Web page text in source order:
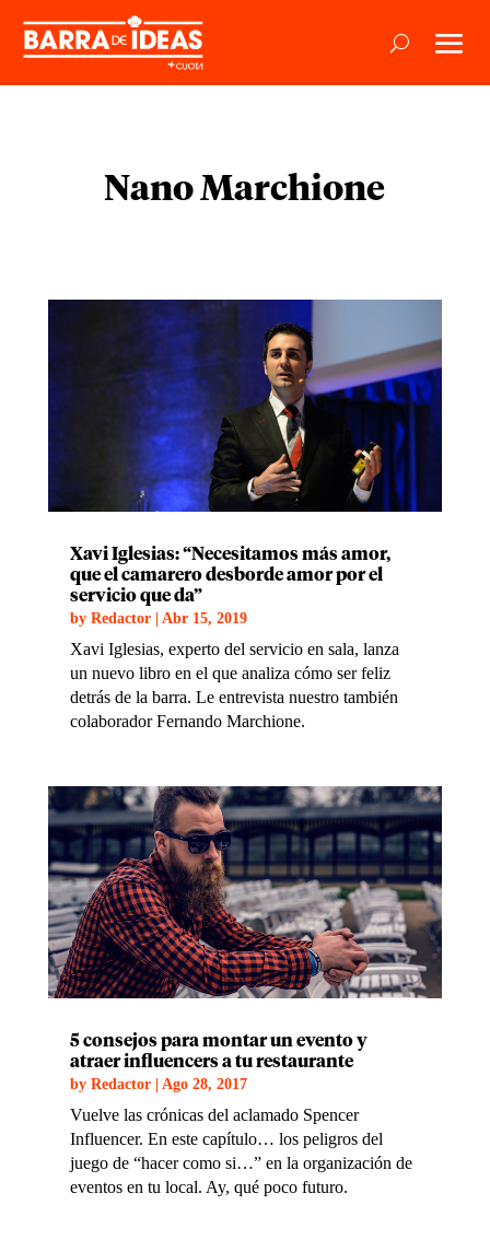
Nano Marchione
Xavi Iglesias: “Necesitamos más amor,
que el camarero desborde amor por el
servicio que da”
by Redactor| Abr 15, 2019
Xavi Iglesias, experto del servicio en sala, lanza
un nuevo libro en el que analiza cómo ser feliz
detrás de la barra. Le entrevista nuestro también
colaborador Fernando Marchione.
5 consejos para montar un evento y
atraer influencers a tu restaurante
by Redactor| Ago 28, 2017
Vuelve las crónicas del aclamado Spencer
Influencer. En este capítulo… los peligros del
juego de “hacer como si…” en la organización de
eventos en tu local. Ay, qué poco futuro.